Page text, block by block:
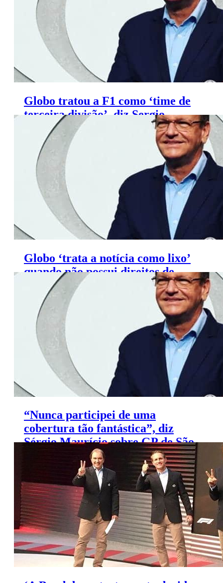
Globo tratou a F1 como ‘time de
terceira divisão’, diz Sergio
Maurício
Globo ‘trata a notícia como lixo’
quando não possui direitos de
transmissão, diz Sérgio Maurício
“Nunca participei de uma
cobertura tão fantástica”, diz
Sérgio Maurício sobre GP de São